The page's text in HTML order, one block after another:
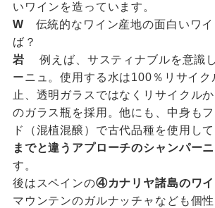
いワインを造っています。
W 伝統的なワイン産地の面白いワイ
ば？
岩 例えば、サスティナブルを意識
ーニュ。使用する水は100％リサイク
止、透明ガラスではなくリサイクル
のガラス瓶を採用。他にも、中身も
ド（混植混醸）で古代品種を使用し
までと違うアプローチのシャンパー
す。
後はスペインの④カナリヤ諸島のワ
マウンテンのガルナッチャなども個